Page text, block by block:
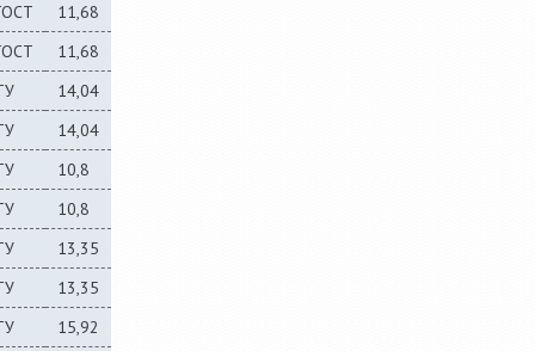
11,68
11,68
14,04
14,04
10,8
10,8
13,35
13,35
15,92